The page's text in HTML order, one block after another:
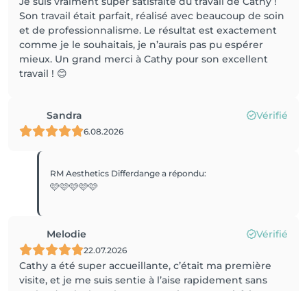
Son travail était parfait, réalisé avec beaucoup de soin
et de professionnalisme. Le résultat est exactement
comme je le souhaitais, je n’aurais pas pu espérer
mieux. Un grand merci à Cathy pour son excellent
travail ! 😊
Sandra Vérifié
6.08.2026
RM Aesthetics Differdangea répondu:
🩷🩷🩷🩷🩷
Melodie Vérifié
22.07.2026
Cathy a été super accueillante, c’était ma première
visite, et je me suis sentie à l’aise rapidement sans